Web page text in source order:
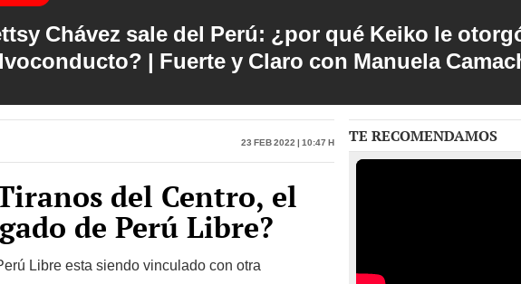
Chávez sale del Perú: ¿por qué Keiko le
| Fuerte y Claro con Manuela
23 Feb 2022 | 10:47 h
del Centro, el
de Perú Libre?
Libre esta siendo vinculado con otra
TE RECOMENDAMOS